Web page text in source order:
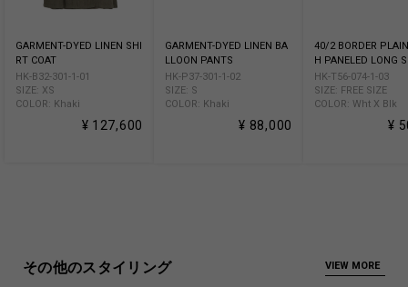
GARMENT-DYED LINEN SHI
RT COAT
HK-B32-301-1-01
SIZE: XS
COLOR: Khaki
¥ 127,600
GARMENT-DYED LINEN BA
LLOON PANTS
HK-P37-301-1-02
SIZE: S
COLOR: Khaki
¥ 88,000
40/2 BORDER
H PANELED LONG
HK-T56-074-1-03
SIZE: FREE SIZE
COLOR: Wht X Blk
¥
その他のスタイリング VIEW MORE